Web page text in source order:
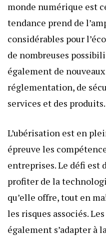
monde numérique est
tendance prend de
considérables pour
de nombreuses
également de
réglementation, de
services et des produits.
L’ubérisation est en
épreuve les
entreprises. Le défi est
profiter de la
qu’elle offre, tout en
les risques associés.
également s’adapter à